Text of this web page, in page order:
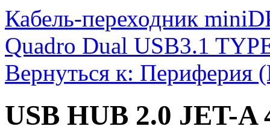
Кабель-переходник
Quadro Dual USB3.1
Вернуться к: Периферия
USB HUB 2.0 JET-